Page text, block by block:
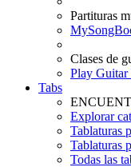
Partituras
Clases de
Play Guitar
Tabs
Explorar
Tablaturas
Tablaturas
Todas las